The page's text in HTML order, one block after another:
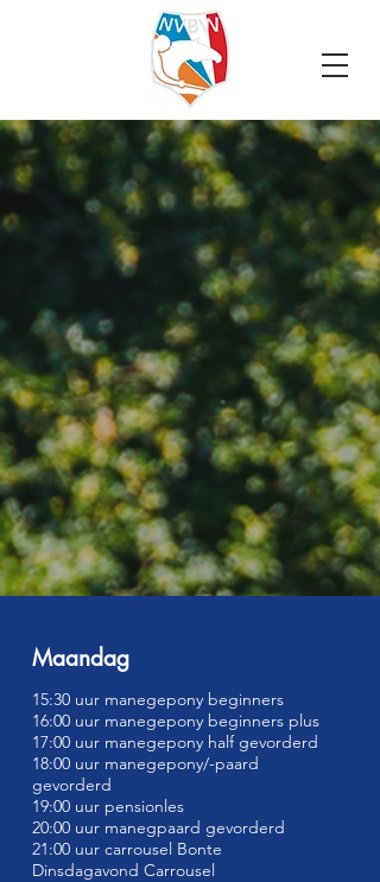
Maandag
15:30 uur manegepony beginners
16:00 uur manegepony beginners plus
17:00 uur manegepony half gevorderd
18:00 uur manegepony/-paard
gevorderd
19:00 uur pensionles
20:00 uur manegpaard gevorderd
21:00 uur carrousel Bonte
Dinsdagavond Carrousel